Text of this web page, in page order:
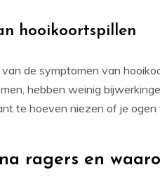
hooikoortspillen
de symptomen van
hebben weinig
te hoeven niezen of je
ragers en